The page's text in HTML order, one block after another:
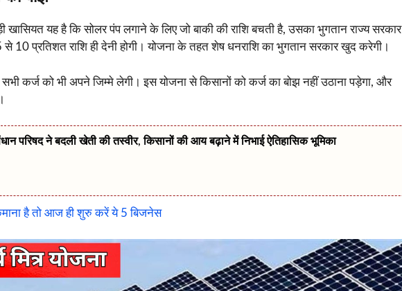
खासियत यह है कि सोलर पंप लगाने के लिए जो बाकी की राशि बचती है, उसका भुगतान राज्य सरकार
10 प्रतिशत राशि ही देनी होगी। योजना के तहत शेष धनराशि का भुगतान सरकार खुद करेगी।
कर्ज को भी अपने जिम्मे लेगी। इस योजना से किसानों को कर्ज का बोझ नहीं उठाना पड़ेगा, और
परिषद ने बदली खेती की तस्वीर, किसानों की आय बढ़ाने में निभाई ऐतिहासिक भूमिका
है तो आज ही शुरु करें ये 5 बिजनेस